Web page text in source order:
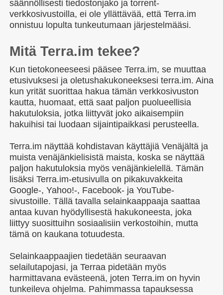
säännöllisesti tiedostonjako ja torrent-
verkkosivustoilla, ei ole yllättävää, että Terra.im
onnistuu lopulta tunkeutumaan järjestelmääsi.
Mitä Terra.im tekee?
Kun tietokoneeseesi pääsee Terra.im, se muuttaa
etusivuksesi ja oletushakukoneeksesi terra.im. Aina
kun yrität suorittaa hakua tämän verkkosivuston
kautta, huomaat, että saat paljon puolueellisia
hakutuloksia, jotka liittyvät joko aikaisempiin
hakuihisi tai luodaan sijaintipaikkasi perusteella.
Terra.im näyttää kohdistavan käyttäjiä Venäjältä ja
muista venäjänkielisistä maista, koska se näyttää
paljon hakutuloksia myös venäjänkielellä. Tämän
lisäksi Terra.im-etusivulla on pikakuvakkeita
Google-, Yahoo!-, Facebook- ja YouTube-
sivustoille. Tällä tavalla selainkaappaaja saattaa
antaa kuvan hyödyllisestä hakukoneesta, joka
liittyy suosittuihn sosiaalisiin verkostoihin, mutta
tämä on kaukana totuudesta.
Selainkaappaajien tiedetään seuraavan
selailutapojasi, ja Terraa pidetään myös
harmittavana evästeenä, joten Terra.im on hyvin
tunkeileva ohjelma. Pahimmassa tapauksessa